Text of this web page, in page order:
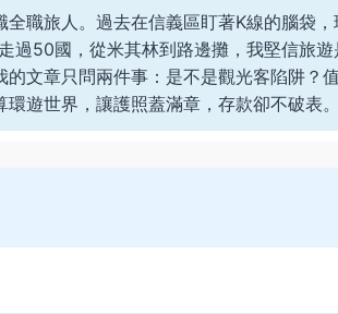
職旅人。過去在信義區盯著K線的腦袋
過50國，從米其林到路邊攤，我堅信旅遊
文章只問兩件事：是不是觀光客陷阱？
遊世界，讓護照蓋滿章，存款卻不破表。